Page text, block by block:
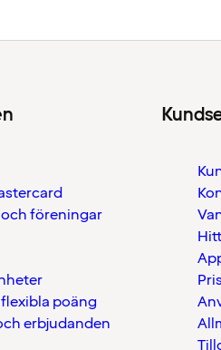
föreningar
poäng
erbjudanden